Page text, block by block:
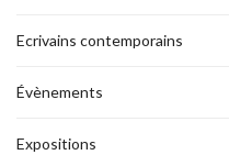
Ecrivains contemporains
Évènements
Expositions